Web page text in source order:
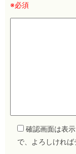
※必須
確認画面は表
で、よろしければ